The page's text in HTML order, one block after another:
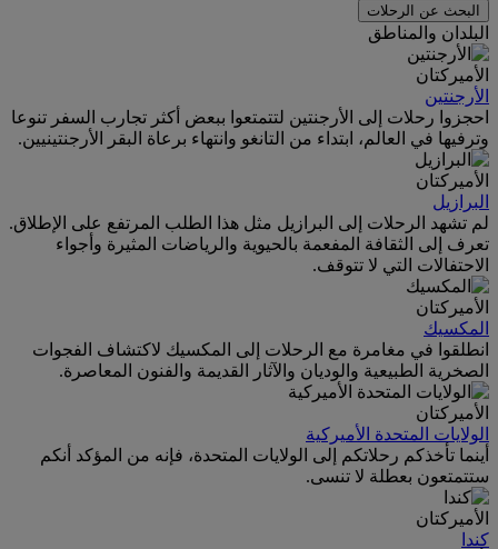
البحث عن الرحلات
البلدان والمناطق
الأميركتان
الأرجنتين
احجزوا رحلات إلى الأرجنتين لتتمتعوا ببعض أكثر تجارب السفر تنوعا
وترفيها في العالم، ابتداء من التانغو وانتهاء برعاة البقر الأرجنتينيين.
الأميركتان
البرازيل
لم تشهد الرحلات إلى البرازيل مثل هذا الطلب المرتفع على الإطلاق.
تعرف إلى الثقافة المفعمة بالحيوية والرياضات المثيرة وأجواء
الاحتفالات التي لا تتوقف.
الأميركتان
المكسيك
انطلقوا في مغامرة مع الرحلات إلى المكسيك لاكتشاف الفجوات
الصخرية الطبيعية والوديان والآثار القديمة والفنون المعاصرة.
الأميركتان
الولايات المتحدة الأميركية
أينما تأخذكم رحلاتكم إلى الولايات المتحدة، فإنه من المؤكد أنكم
ستتمتعون بعطلة لا تنسى.
الأميركتان
كندا